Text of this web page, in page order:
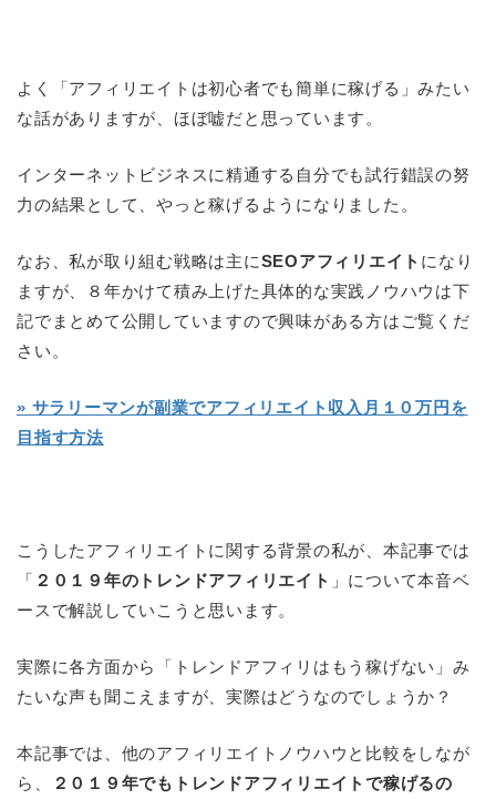
よく「アフィリエイトは初心者でも簡単に稼げる」みたい
な話がありますが、ほぼ嘘だと思っています。
インターネットビジネスに精通する自分でも試行錯誤の努
力の結果として、やっと稼げるようになりました。
なお、私が取り組む戦略は主にSEOアフィリエイト になり
ますが、８年かけて積み上げた具体的な実践ノウハウは下
記でまとめて公開していますので興味がある方はご覧くだ
さい。
» サラリーマンが副業でアフィリエイト収入月１０万円を
目指す方法
こうしたアフィリエイトに関する背景の私が、本記事では
「 ２０１９年のトレンドアフィリエイト 」について本音ベ
ースで解説していこうと思います。
実際に各方面から「トレンドアフィリはもう稼げない」み
たいな声も聞こえますが、実際はどうなのでしょうか？
本記事では、他のアフィリエイトノウハウと比較をしなが
ら、
２０１９年でもトレンドアフィリエイトで稼げるの